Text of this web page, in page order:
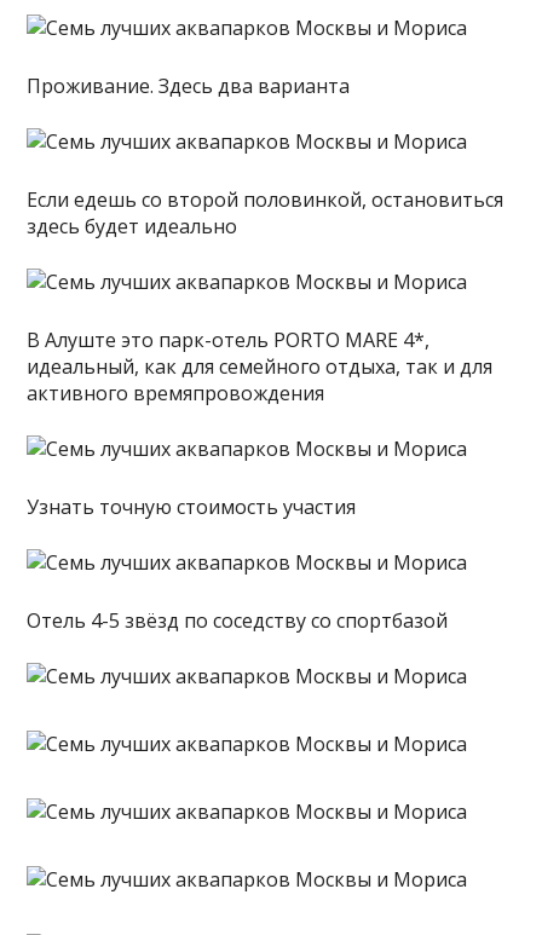
Проживание. Здесь два варианта
Если едешь со второй половинкой, остановиться
здесь будет идеально
В Алуште это парк-отель PORTO MARE 4*,
идеальный, как для семейного отдыха, так и для
активного времяпровождения
Узнать точную стоимость участия
Отель 4-5 звёзд по соседству со спортбазой